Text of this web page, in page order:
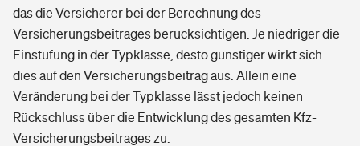
das die Versicherer bei der Berechnung des
Versicherungsbeitrages berücksichtigen. Je niedriger die
Einstufung in der Typklasse, desto günstiger wirkt sich
dies auf den Versicherungsbeitrag aus. Allein eine
Veränderung bei der Typklasse lässt jedoch keinen
Rückschluss über die Entwicklung des gesamten Kfz-
Versicherungsbeitrages zu.